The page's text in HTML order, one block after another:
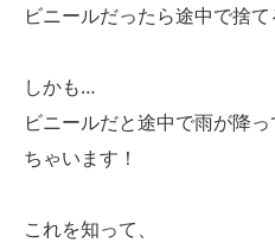
ビニールだったら途中で捨
しかも…
ビニールだと途中で雨が降
ちゃいます！
これを知って、